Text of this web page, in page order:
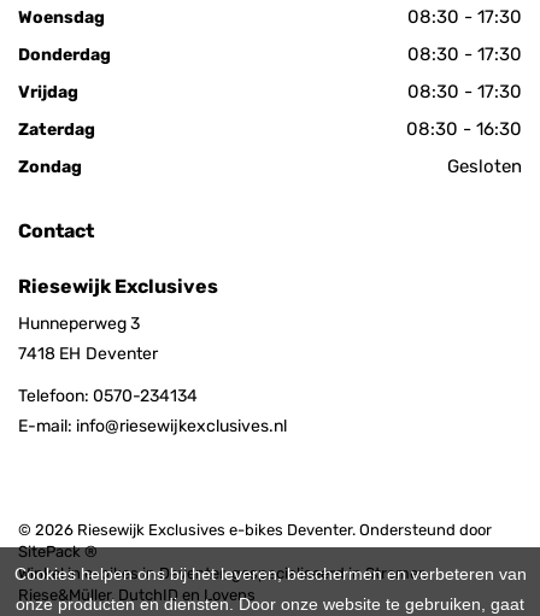
Woensdag 08:30 - 17:30
Donderdag 08:30 - 17:30
Vrijdag 08:30 - 17:30
Zaterdag 08:30 - 16:30
Zondag Gesloten
Contact
Riesewijk Exclusives
Hunneperweg 3
7418 EH Deventer
Telefoon: 0570-234134
E-mail: info@riesewijkexclusives.nl
© 2026 Riesewijk Exclusives e-bikes Deventer. Ondersteund door
SitePack ®
Winkel in e-bikes in Deventer, gespecialiseerd in Stromer,
Riese&Müller, DutchID en Lovens
Cookies helpen ons bij het leveren, beschermen en verbeteren van
onze producten en diensten. Door onze website te gebruiken, gaat